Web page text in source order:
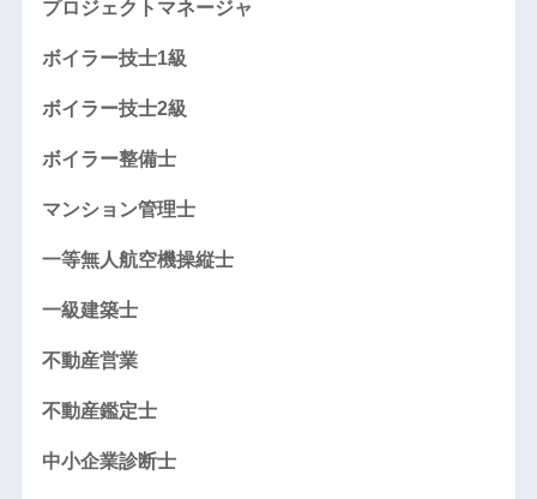
プロジェクトマネージャ
ボイラー技士1級
ボイラー技士2級
ボイラー整備士
マンション管理士
一等無人航空機操縦士
一級建築士
不動産営業
不動産鑑定士
中小企業診断士